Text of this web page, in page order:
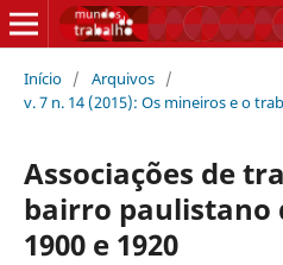
Início / Arquivos /
v. 7 n. 14 (2015): Os mineiros e o
Associações de
bairro paulistano
1900 e 1920